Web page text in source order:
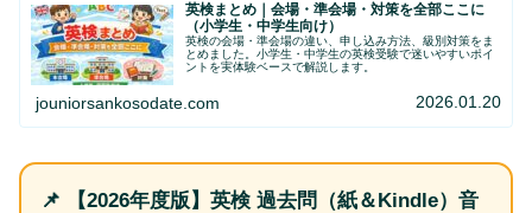
英検まとめ｜会場・準会場・対策を全部ここに
（小学生・中学生向け）
英検の会場・準会場の違い、申し込み方法、級別対策をま
とめました。小学生・中学生の英検受験で迷いやすいポイ
ントを実体験ベースで解説します。
jouniorsankosodate.com 2026.01.20
📌 【2026年度版】英検 過去問（紙＆Kindle）音